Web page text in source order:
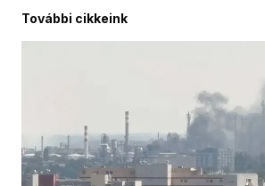
További cikkeink